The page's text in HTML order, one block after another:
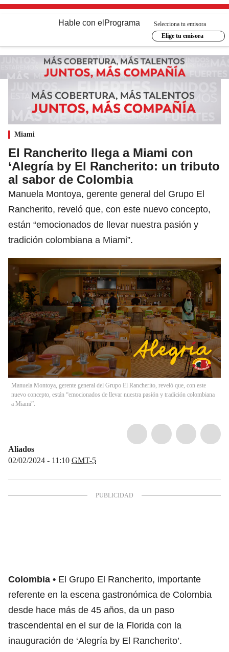
Hable con el Programa
Selecciona tu emisora
Elige tu emisora
Miami
El Rancherito llega a Miami con
‘Alegría by El Rancherito: un tributo
al sabor de Colombia
Manuela Montoya, gerente general del Grupo El
Rancherito, reveló que, con este nuevo concepto,
están “emocionados de llevar nuestra pasión y
tradición colombiana a Miami”.
Manuela Montoya, gerente general del Grupo El Rancherito, reveló que, con este
nuevo concepto, están “emocionados de llevar nuestra pasión y tradición colombiana
a Miami”.
Aliados
02/02/2024 - 11:10 GMT-5
Colombia
El Grupo El Rancherito, importante
referente en la escena gastronómica de Colombia
desde hace más de 45 años, da un paso
trascendental en el sur de la Florida con la
inauguración de ‘Alegría by El Rancherito’.